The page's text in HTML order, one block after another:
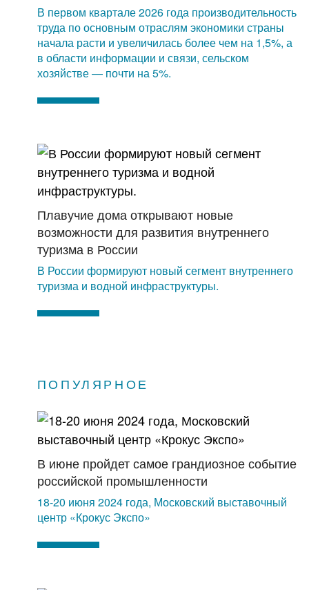
В первом квартале 2026 года производительность
труда по основным отраслям экономики страны
начала расти и увеличилась более чем на 1,5%, а
в области информации и связи, сельском
хозяйстве — почти на 5%.
Плавучие дома открывают новые
возможности для развития внутреннего
туризма в России
В России формируют новый сегмент внутреннего
туризма и водной инфраструктуры.
ПОПУЛЯРНОЕ
В июне пройдет самое грандиозное событие
российской промышленности
18-20 июня 2024 года, Московский выставочный
центр «Крокус Экспо»